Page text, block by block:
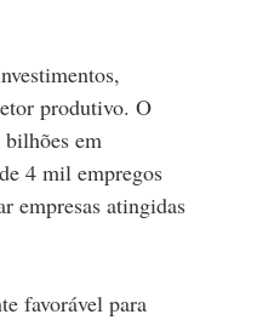
produtivo. O
em
4 mil empregos
empresas atingidas
favorável para